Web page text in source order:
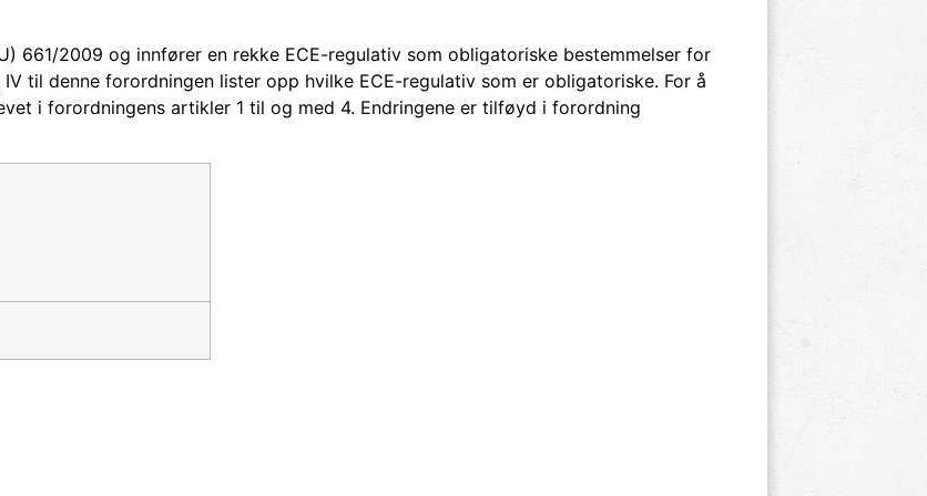
661/2009 og innfører en rekke ECE-regulativ som obligatoriske bestemmelser for
til denne forordningen lister opp hvilke ECE-regulativ som er obligatoriske. For å
i forordningens artikler 1 til og med 4. Endringene er tilføyd i forordning